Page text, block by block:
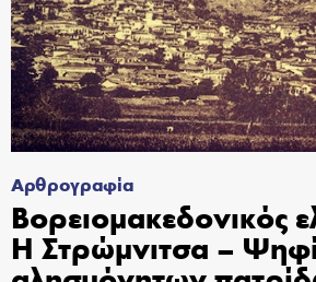
Αρθρογραφία
Βορειομακεδονικός
Η Στρώμνιτσα –